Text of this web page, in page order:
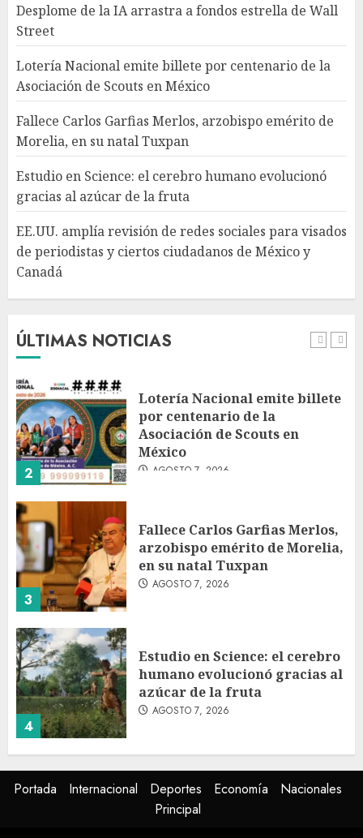
Desplome de la IA arrastra a fondos estrella de Wall
Street
Lotería Nacional emite billete por centenario de la
Asociación de Scouts en México
Fallece Carlos Garfias Merlos, arzobispo emérito de
Morelia, en su natal Tuxpan
Estudio en Science: el cerebro humano evolucionó
gracias al azúcar de la fruta
EE.UU. amplía revisión de redes sociales para visados
de periodistas y ciertos ciudadanos de México y
Canadá
ÚLTIMAS NOTICIAS
4
humano evolucionó gracias al
azúcar de la fruta
AGOSTO 7, 2026
EE.UU. amplía revisión de
periodistas y ciertos
ciudadanos de México y
Canadá
AGOSTO 7, 2026
1
fondos estrella de Wall Street
2
Lotería Nacional emite billete
por centenario de la
Asociación de Scouts en
México
AGOSTO 7, 2026
3
Fallece Carlos Garfias Merlos,
arzobispo emérito de Morelia,
en su natal Tuxpan
AGOSTO 7, 2026
4
Estudio en Science: el cerebro
humano evolucionó gracias al
azúcar de la fruta
AGOSTO 7, 2026
redes sociales para visados de
periodistas y ciertos
Portada Internacional Deportes Economía
Nacionales
Principal